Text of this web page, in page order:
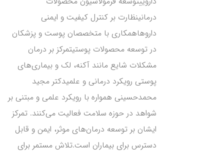
درمانینظارت بر کنترل کیفیت و ایمنی
داروهاهمکاری با متخصصان پوست و پزشکان
در توسعه محصولات پوستیتمرکز بر درمان
مشکلات شایع مانند آکنه، لک و بیماری‌های
پوستی رویکرد درمانی و علمیدکتر مجید
محمدحسینی همواره با رویکرد علمی و مبتنی بر
شواهد در حوزه سلامت فعالیت می‌کنند. تمرکز
ایشان بر توسعه درمان‌های موثر، ایمن و قابل
دسترس برای بیماران است.تلاش مستمر برای